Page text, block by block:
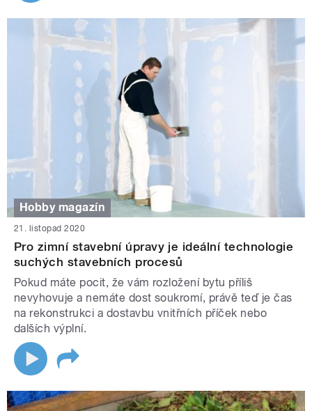
Hobby magazín
21. listopad 2020
Pro zimní stavební úpravy je ideální technologie
suchých stavebních procesů
Pokud máte pocit, že vám rozložení bytu příliš
nevyhovuje a nemáte dost soukromí, právě teď je čas
na rekonstrukci a dostavbu vnitřních příček nebo
dalších výplní.